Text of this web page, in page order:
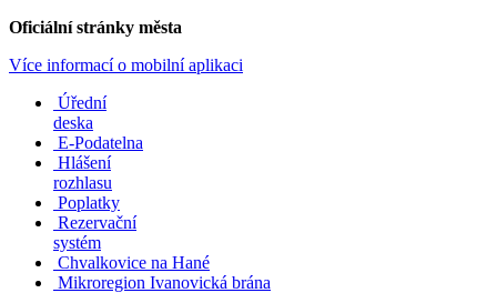
Oficiální stránky města
Více informací o mobilní aplikaci
Úřední
deska
E-Podatelna
Hlášení
rozhlasu
Poplatky
Rezervační
systém
Chvalkovice na Hané
Mikroregion Ivanovická brána